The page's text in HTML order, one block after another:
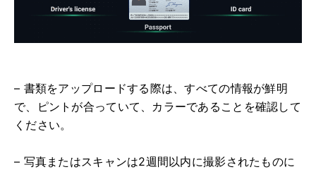
– 書類をアップロードする際は、すべての情報が鮮明
で、ピントが合っていて、カラーであることを確認して
ください。
– 写真またはスキャンは2週間以内に撮影されたものに